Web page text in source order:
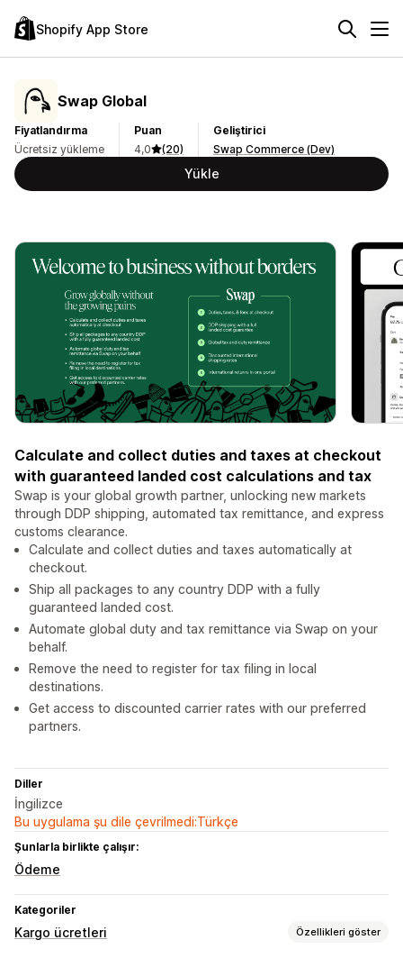
Shopify App Store
Swap Global
Fiyatlandırma
Ücretsiz yükleme
Puan
4,0
(20)
Geliştirici
Swap Commerce (Dev)
Yükle
Calculate and collect duties and taxes at checkout
with guaranteed landed cost calculations and tax
Swap is your global growth partner, unlocking new markets
through DDP shipping, automated tax remittance, and express
customs clearance.
Calculate and collect duties and taxes automatically at
checkout.
Ship all packages to any country DDP with a fully
guaranteed landed cost.
Automate global duty and tax remittance via Swap on your
behalf.
Remove the need to register for tax filing in local
destinations.
Get access to discounted carrier rates with our preferred
partners.
Diller
İngilizce
Bu uygulama şu dile çevrilmedi:Türkçe
Şunlarla birlikte çalışır:
Ödeme
Kategoriler
Kargo ücretleri Özellikleri göster